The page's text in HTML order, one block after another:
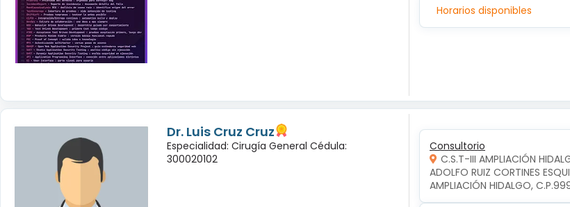
Horarios disponibles
Dr. Luis Cruz Cruz
Especialidad: Cirugía General Cédula:
300020102
Consultorio
C.S.T-III AMPLIACIÓN
ADOLFO RUIZ CORTINES
AMPLIACIÓN HIDALGO,